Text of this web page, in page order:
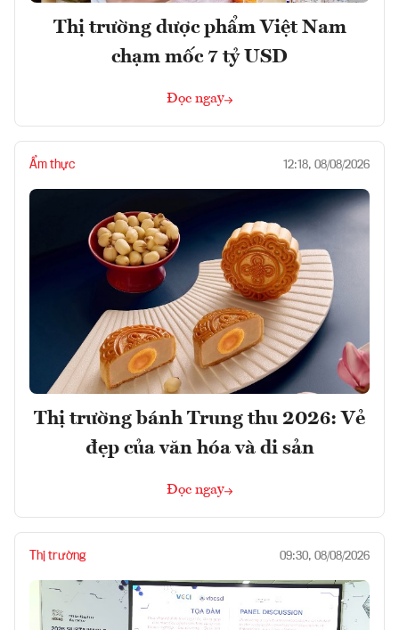
Thị trường dược phẩm Việt Nam
chạm mốc 7 tỷ USD
Đọc ngay
Ẩm thực 12:18, 08/08/2026
Thị trường bánh Trung thu 2026: Vẻ
đẹp của văn hóa và di sản
Đọc ngay
Thị trường 09:30, 08/08/2026